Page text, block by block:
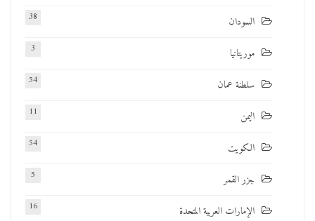
السودان 38
موريتانيا 3
سلطنة عمان 54
اليمن 11
الكويت 54
جزر القمر 5
الإمارات العربية المتحدة 16